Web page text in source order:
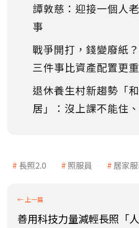
譚敦慈：迎接一個人
事
戰爭開打，錢變廢紙
三件事比資產配置更重
退休養生村新趨勢「
居」：沒上課不能住
長照2.0 照服員 居家
善用科技力量減輕長照「